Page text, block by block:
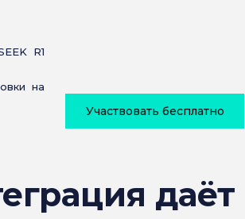
R1
на
Участвовать бесплатно
даёт